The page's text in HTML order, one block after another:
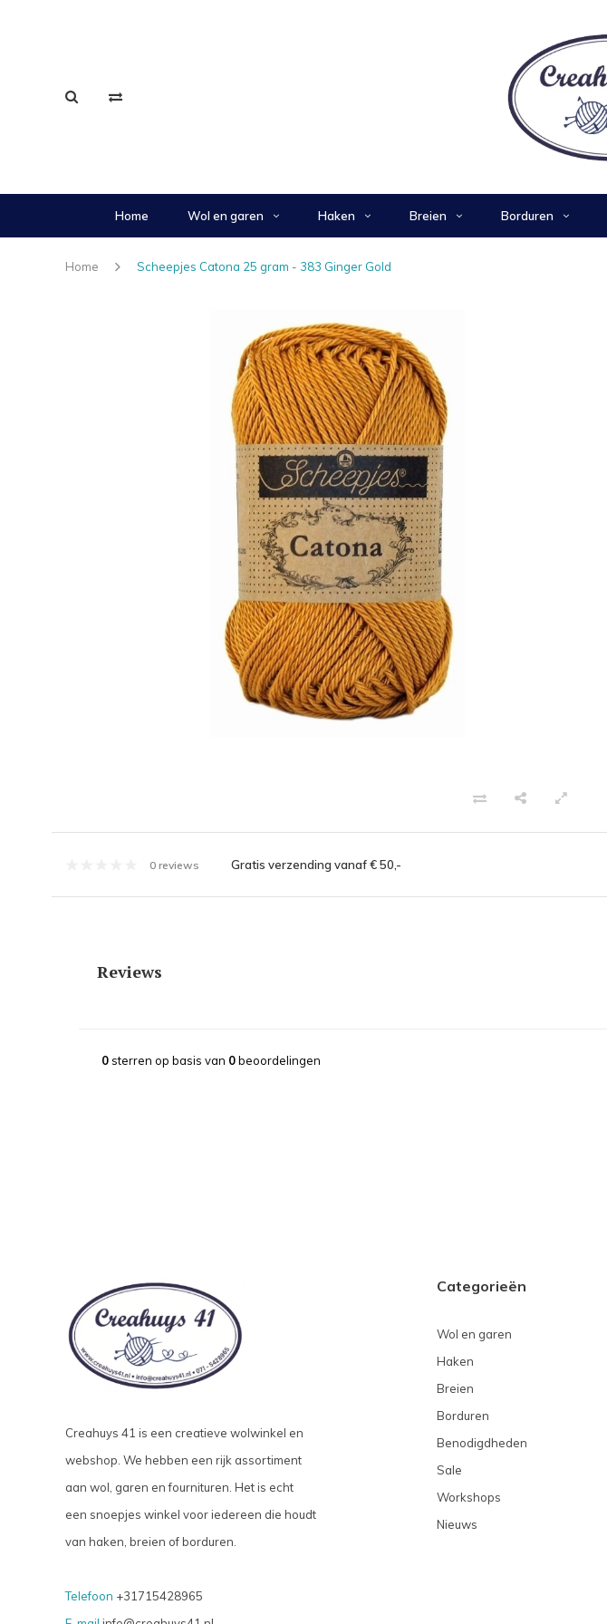
Home Wol en garen Haken Breien Borduren
Home Scheepjes Catona 25 gram - 383 Ginger Gold
0 reviews Gratis verzending vanaf € 50,-
Reviews
0sterren op basis van 0beoordelingen
Creahuys 41 is een creatieve wolwinkel en
webshop. We hebben een rijk assortiment
aan wol, garen en fournituren. Het is echt
een snoepjes winkel voor iedereen die houdt
van haken, breien of borduren.
Telefoon +31715428965
Categorieën
Wol en garen
Haken
Breien
Borduren
Benodigdheden
Sale
Workshops
Nieuws